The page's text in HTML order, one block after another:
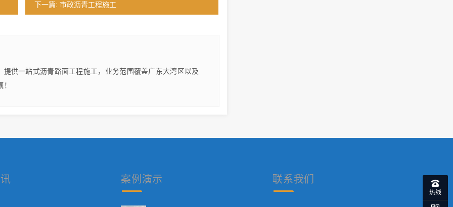
下一篇: 市政沥青工程施工
供一站式沥青路面工程施工，业务范围覆盖广东大湾区以及
案例 演示 联系我们
热线